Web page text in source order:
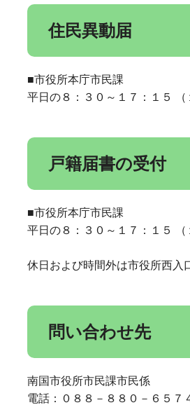
住民異動届
■市役所本庁市民課
平日の８：３０～１７：１５ （
戸籍届書の受付
■市役所本庁市民課
平日の８：３０～１７：１５ （
休日および時間外は市役所西入
問い合わせ先
南国市役所市民課市民係
電話：０８８－８８０－６５７